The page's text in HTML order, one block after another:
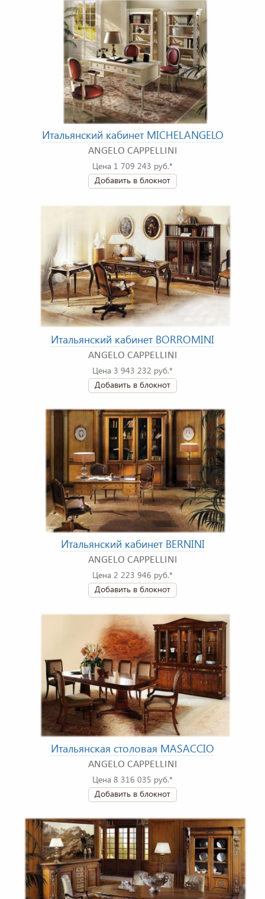
Итальянский кабинет MICHELANGELO
ANGELO CAPPELLINI
Цена 1 709 243 руб.*
Добавить в блокнот
Итальянский кабинет BORROMINI
ANGELO CAPPELLINI
Цена 3 943 232 руб.*
Добавить в блокнот
Итальянский кабинет BERNINI
ANGELO CAPPELLINI
Цена 2 223 946 руб.*
Добавить в блокнот
Итальянская столовая MASACCIO
ANGELO CAPPELLINI
Цена 8 316 035 руб.*
Добавить в блокнот